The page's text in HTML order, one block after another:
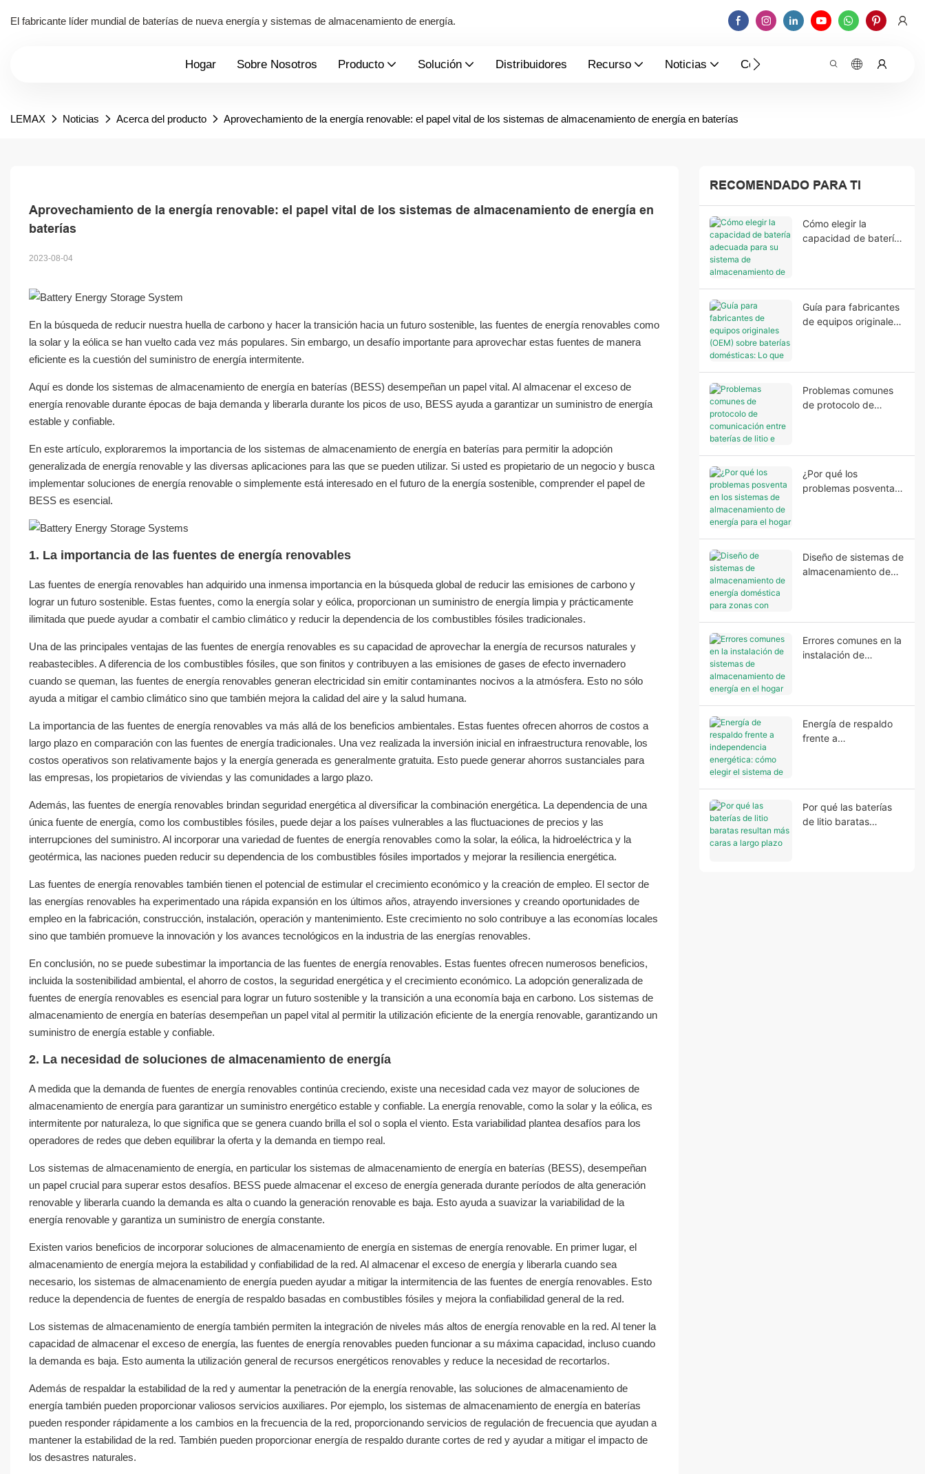
El fabricante líder mundial de baterías de nueva energía y sistemas de almacenamiento de energía.
Hogar Sobre Nosotros Producto Solución Distribuidores Recurso Noticias Contáctenos
LEMAX Noticias Acerca del producto Aprovechamiento de la energía renovable: el papel vital de los sistemas de almacenamiento de energía en baterías
Aprovechamiento de la energía renovable: el papel vital de los sistemas de almacenamiento de energía en
baterías
2023-08-04
En la búsqueda de reducir nuestra huella de carbono y hacer la transición hacia un futuro sostenible, las fuentes de energía renovables como
la solar y la eólica se han vuelto cada vez más populares. Sin embargo, un desafío importante para aprovechar estas fuentes de manera
eficiente es la cuestión del suministro de energía intermitente.
Aquí es donde los sistemas de almacenamiento de energía en baterías (BESS) desempeñan un papel vital. Al almacenar el exceso de
energía renovable durante épocas de baja demanda y liberarla durante los picos de uso, BESS ayuda a garantizar un suministro de energía
estable y confiable.
En este artículo, exploraremos la importancia de los sistemas de almacenamiento de energía en baterías para permitir la adopción
generalizada de energía renovable y las diversas aplicaciones para las que se pueden utilizar. Si usted es propietario de un negocio y busca
implementar soluciones de energía renovable o simplemente está interesado en el futuro de la energía sostenible, comprender el papel de
BESS es esencial.
1. La importancia de las fuentes de energía renovables
Las fuentes de energía renovables han adquirido una inmensa importancia en la búsqueda global de reducir las emisiones de carbono y
lograr un futuro sostenible. Estas fuentes, como la energía solar y eólica, proporcionan un suministro de energía limpia y prácticamente
ilimitada que puede ayudar a combatir el cambio climático y reducir la dependencia de los combustibles fósiles tradicionales.
Una de las principales ventajas de las fuentes de energía renovables es su capacidad de aprovechar la energía de recursos naturales y
reabastecibles. A diferencia de los combustibles fósiles, que son finitos y contribuyen a las emisiones de gases de efecto invernadero
cuando se queman, las fuentes de energía renovables generan electricidad sin emitir contaminantes nocivos a la atmósfera. Esto no sólo
ayuda a mitigar el cambio climático sino que también mejora la calidad del aire y la salud humana.
La importancia de las fuentes de energía renovables va más allá de los beneficios ambientales. Estas fuentes ofrecen ahorros de costos a
largo plazo en comparación con las fuentes de energía tradicionales. Una vez realizada la inversión inicial en infraestructura renovable, los
costos operativos son relativamente bajos y la energía generada es generalmente gratuita. Esto puede generar ahorros sustanciales para
las empresas, los propietarios de viviendas y las comunidades a largo plazo.
Además, las fuentes de energía renovables brindan seguridad energética al diversificar la combinación energética. La dependencia de una
única fuente de energía, como los combustibles fósiles, puede dejar a los países vulnerables a las fluctuaciones de precios y las
interrupciones del suministro. Al incorporar una variedad de fuentes de energía renovables como la solar, la eólica, la hidroeléctrica y la
geotérmica, las naciones pueden reducir su dependencia de los combustibles fósiles importados y mejorar la resiliencia energética.
Las fuentes de energía renovables también tienen el potencial de estimular el crecimiento económico y la creación de empleo. El sector de
las energías renovables ha experimentado una rápida expansión en los últimos años, atrayendo inversiones y creando oportunidades de
empleo en la fabricación, construcción, instalación, operación y mantenimiento. Este crecimiento no solo contribuye a las economías locales
sino que también promueve la innovación y los avances tecnológicos en la industria de las energías renovables.
En conclusión, no se puede subestimar la importancia de las fuentes de energía renovables. Estas fuentes ofrecen numerosos beneficios,
incluida la sostenibilidad ambiental, el ahorro de costos, la seguridad energética y el crecimiento económico. La adopción generalizada de
fuentes de energía renovables es esencial para lograr un futuro sostenible y la transición a una economía baja en carbono. Los sistemas de
almacenamiento de energía en baterías desempeñan un papel vital al permitir la utilización eficiente de la energía renovable, garantizando un
suministro de energía estable y confiable.
2. La necesidad de soluciones de almacenamiento de energía
A medida que la demanda de fuentes de energía renovables continúa creciendo, existe una necesidad cada vez mayor de soluciones de
almacenamiento de energía para garantizar un suministro energético estable y confiable. La energía renovable, como la solar y la eólica, es
intermitente por naturaleza, lo que significa que se genera cuando brilla el sol o sopla el viento. Esta variabilidad plantea desafíos para los
operadores de redes que deben equilibrar la oferta y la demanda en tiempo real.
Los sistemas de almacenamiento de energía, en particular los sistemas de almacenamiento de energía en baterías (BESS), desempeñan
un papel crucial para superar estos desafíos. BESS puede almacenar el exceso de energía generada durante períodos de alta generación
renovable y liberarla cuando la demanda es alta o cuando la generación renovable es baja. Esto ayuda a suavizar la variabilidad de la
energía renovable y garantiza un suministro de energía constante.
Existen varios beneficios de incorporar soluciones de almacenamiento de energía en sistemas de energía renovable. En primer lugar, el
almacenamiento de energía mejora la estabilidad y confiabilidad de la red. Al almacenar el exceso de energía y liberarla cuando sea
necesario, los sistemas de almacenamiento de energía pueden ayudar a mitigar la intermitencia de las fuentes de energía renovables. Esto
reduce la dependencia de fuentes de energía de respaldo basadas en combustibles fósiles y mejora la confiabilidad general de la red.
Los sistemas de almacenamiento de energía también permiten la integración de niveles más altos de energía renovable en la red. Al tener la
capacidad de almacenar el exceso de energía, las fuentes de energía renovables pueden funcionar a su máxima capacidad, incluso cuando
la demanda es baja. Esto aumenta la utilización general de recursos energéticos renovables y reduce la necesidad de recortarlos.
Además de respaldar la estabilidad de la red y aumentar la penetración de la energía renovable, las soluciones de almacenamiento de
energía también pueden proporcionar valiosos servicios auxiliares. Por ejemplo, los sistemas de almacenamiento de energía en baterías
pueden responder rápidamente a los cambios en la frecuencia de la red, proporcionando servicios de regulación de frecuencia que ayudan a
mantener la estabilidad de la red. También pueden proporcionar energía de respaldo durante cortes de red y ayudar a mitigar el impacto de
los desastres naturales.
RECOMENDADO PARA TI
Cómo elegir la
capacidad de batería
Guía para fabricantes
de equipos originales
que comience la
producción.
Problemas comunes
de protocolo de
¿Por qué los
problemas posventa
antes de la
instalación?
Diseño de sistemas de
almacenamiento de
Errores comunes en la
instalación de
rendimiento y la
seguridad del sistema.
Energía de respaldo
frente a
energía adecuado
para el hogar.
Por qué las baterías
de litio baratas